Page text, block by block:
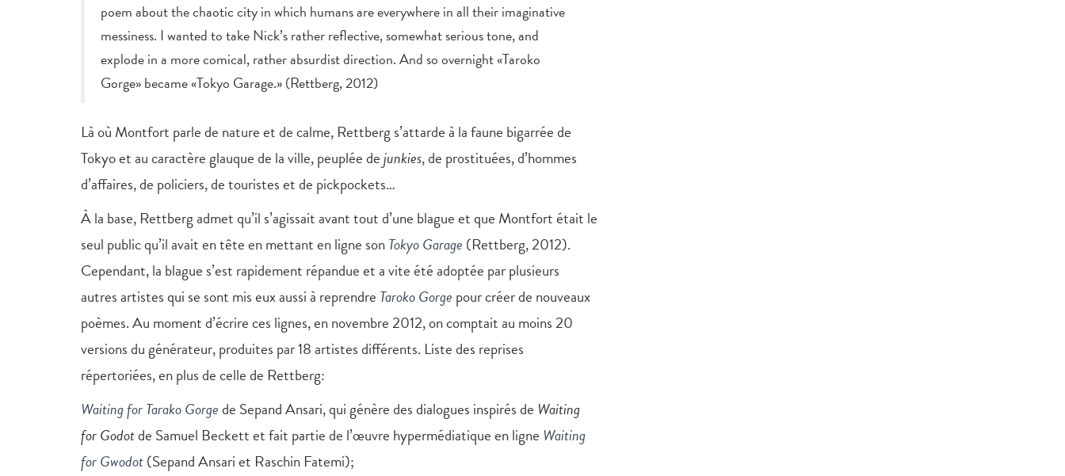
poem about the chaotic city in which humans are everywhere in all their imaginative
messiness. I wanted to take Nick’s rather reflective, somewhat serious tone, and
explode in a more comical, rather absurdist direction. And so overnight «Taroko
Gorge» became «Tokyo Garage.» (Rettberg, 2012)
Là où Montfort parle de nature et de calme, Rettberg s’attarde à la faune bigarrée de
Tokyo et au caractère glauque de la ville, peuplée dejunkies, de prostituées, d’hommes
d’affaires, de policiers, de touristes et de pickpockets…
À la base, Rettberg admet qu’il s’agissait avant tout d’une blague et que Montfort était le
seul public qu’il avait en tête en mettant en ligne sonTokyo Garage (Rettberg, 2012).
Cependant, la blague s’est rapidement répandue et a vite été adoptée par plusieurs
autres artistes qui se sont mis eux aussi à reprendre Taroko Gorge pour créer de nouveaux
poèmes. Au moment d’écrire ces lignes, en novembre 2012, on comptait au moins 20
versions du générateur, produites par 18 artistes différents. Liste des reprises
répertoriées, en plus de celle de Rettberg:
Waiting for Tarako Gorgede Sepand Ansari, qui génère des dialogues inspirés de Waiting
for Godotde Samuel Beckett et fait partie de l’œuvre hypermédiatique en ligne Waiting
for Gwodot(Sepand Ansari et Raschin Fatemi);